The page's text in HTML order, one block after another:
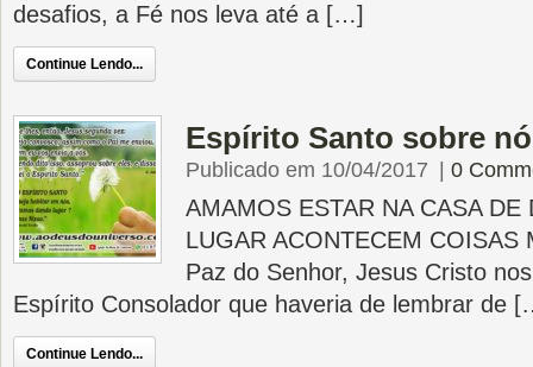
desafios, a Fé nos leva até a […]
Continue Lendo...
Espírito Santo sobre
Publicado em 10/04/2017 0
AMAMOS ESTAR NA CASA DE
LUGAR ACONTECEM
Paz do Senhor, Jesus Cristo
Espírito Consolador que haveria de lembrar de
Continue Lendo...